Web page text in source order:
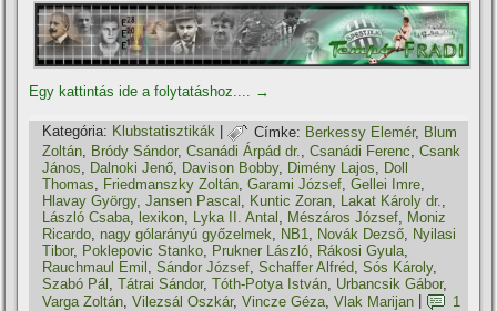
Egy kattintás ide a folytatáshoz.... →
Kategória: Klubstatisztikák | Címke: Berkessy Elemér, Blum
Zoltán, Bródy Sándor,Csanádi Árpád dr.,Csanádi Ferenc,Csank
János, Dalnoki Jenő, Davison Bobby, Dimény Lajos, Doll
Thomas, Friedmanszky Zoltán,Garami József,Gellei Imre,
Hlavay György,Jansen Pascal , Kuntic Zoran, Lakat Károly dr.,
László Csaba, lexikon, Lyka II. Antal , Mészáros József, Moniz
Ricardo, nagy gólarányú győzelmek, NB1, Novák Dezső, Nyilasi
Tibor, Poklepovic Stanko, Prukner László, Rákosi Gyula,
Rauchmaul Emil ,Sándor József,Schaffer Alfréd,Sós Károly,
Szabó Pál ,Tátrai Sándor,Tóth-Potya István, Urbancsik Gábor,
Varga Zoltán ,Vilezsál Oszkár,Vincze Géza ,Vlak Marijan
1